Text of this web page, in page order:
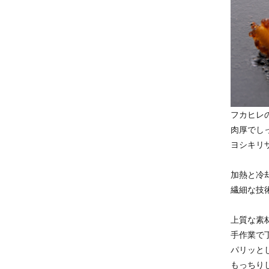
フカヒレ
肉厚でし
ヨシキリ
加熱と冷
繊細な技
上質な素
手作業で
パリッと
もっちり